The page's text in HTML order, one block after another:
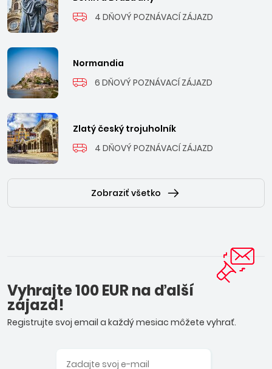
4 DŇOVÝ POZNÁVACÍ ZÁJAZD
Normandia
6 DŇOVÝ POZNÁVACÍ ZÁJAZD
Zlatý český trojuholník
4 DŇOVÝ POZNÁVACÍ ZÁJAZD
Zobraziť všetko
Vyhrajte 100 EUR na ďalší
zájazd!
Registrujte svoj email a každý mesiac môžete vyhrať.